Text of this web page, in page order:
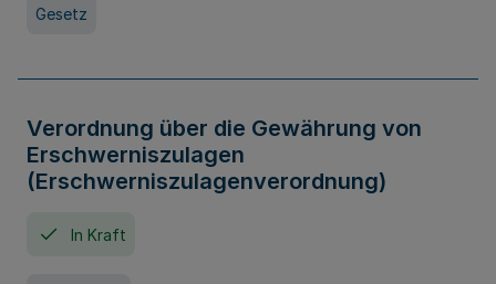
Gesetz
Verordnung über die Gewährung von
Erschwerniszulagen
(Erschwerniszulagenverordnung)
In Kraft